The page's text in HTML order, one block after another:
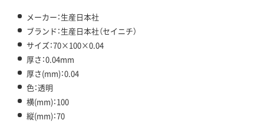
メーカー：生産日本社
ブランド：生産日本社（セイニチ）
サイズ：70×100×0.04
厚さ：0.04mm
厚さ(mm)：0.04
色：透明
横(mm)：100
縦(mm)：70